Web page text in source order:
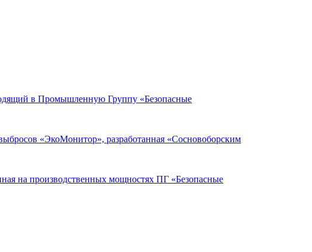
в Промышленную Группу «Безопасные
«ЭкоМонитор», разработанная «Сосновоборским
на производственных мощностях ПГ «Безопасные